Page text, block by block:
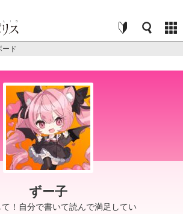
ード
ずー子
！自分で書いて読んで満足してい